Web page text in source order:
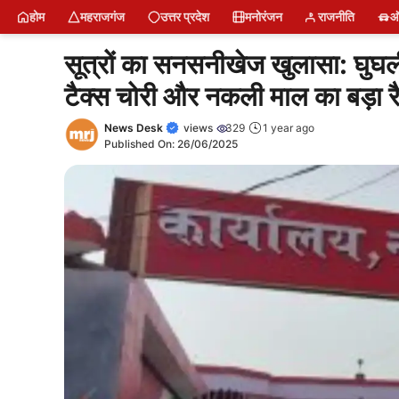
Skip
to
MRJ News में डिजिटल रिपोर्टर बनेंWater BottleAbout
Latest PoatShort NewsNewsSing UpLogin
Naam Jap Counter
होम महराजगंज उत्तर प्रदेश मनोरंजन राजनीति
सूत्रों का सनसनीखेज खुलासा:
टैक्स चोरी और नकली माल का बड़ा
News Desk views 329
1 year ago
Published On: 26/06/2025